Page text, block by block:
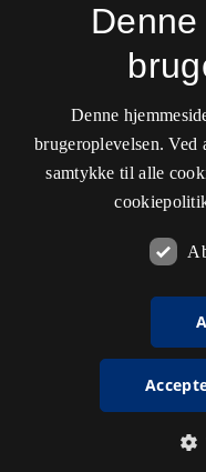
Denne
brugeroplevelsen. Ved
samtykke til alle